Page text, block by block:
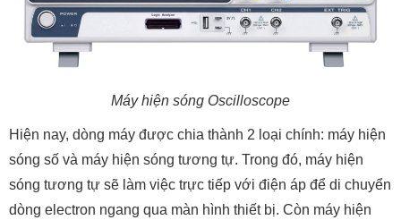
Máy hiện sóng Oscilloscope
Hiện nay, dòng máy được chia thành 2 loại chính: máy hiện
sóng số và máy hiện sóng tương tự. Trong đó, máy hiện
sóng tương tự sẽ làm việc trực tiếp với điện áp để di chuyển
dòng electron ngang qua màn hình thiết bị. Còn máy hiện